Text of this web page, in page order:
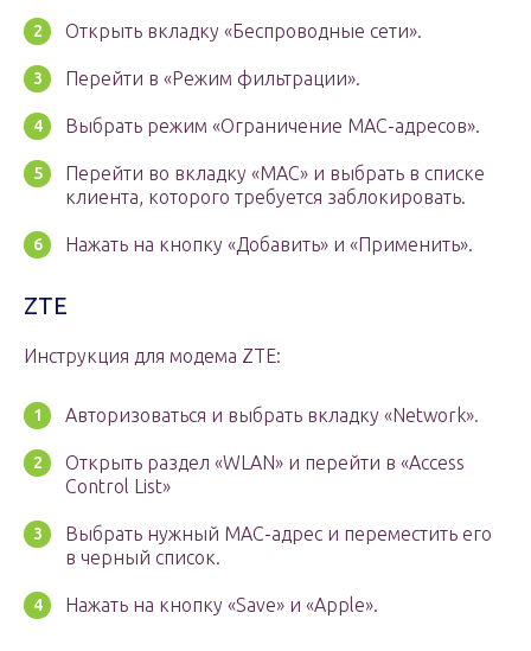
Открыть вкладку «Беспроводные сети».
Перейти в «Режим фильтрации».
Выбрать режим «Ограничение MAC-адресов».
Перейти во вкладку «MAC» и выбрать в списке
клиента, которого требуется заблокировать.
Нажать на кнопку «Добавить» и «Применить».
ZTE
Инструкция для модема ZTE:
Авторизоваться и выбрать вкладку «Network».
Открыть раздел «WLAN» и перейти в «Access
Control List»
Выбрать нужный MAC-адрес и переместить его
в черный список.
Нажать на кнопку «Save» и «Apple».